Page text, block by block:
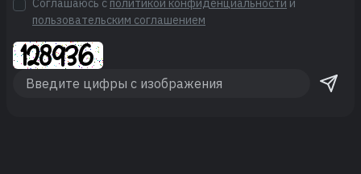
Соглашаюсь с политикой конфиденциальности и
пользовательским соглашением